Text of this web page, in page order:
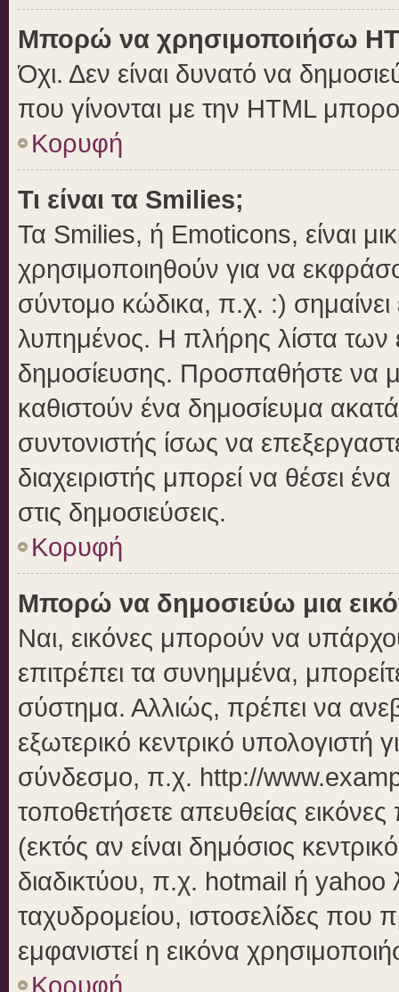
Μπορώ να χρησιμοποιήσω
Όχι. Δεν είναι δυνατό να
που γίνονται με την HTML
Κορυφή
Τι είναι τα Smilies;
Τα Smilies, ή Emoticons, είναι
χρησιμοποιηθούν για να
σύντομο κώδικα, π.χ. :)
λυπημένος. Η πλήρης λίστα των
δημοσίευσης. Προσπαθήστε να
καθιστούν ένα δημοσίευμα
συντονιστής ίσως να
διαχειριστής μπορεί να θέσει
στις δημοσιεύσεις.
Κορυφή
Μπορώ να δημοσιεύω μια
Ναι, εικόνες μπορούν να
επιτρέπει τα συνημμένα,
σύστημα. Αλλιώς, πρέπει να
εξωτερικό κεντρικό υπολογιστή
σύνδεσμο, π.χ. http://
τοποθετήσετε απευθείας
(εκτός αν είναι δημόσιος
διαδικτύου, π.χ. hotmail ή yahoo
ταχυδρομείου, ιστοσελίδες που
εμφανιστεί η εικόνα
Κορυφή